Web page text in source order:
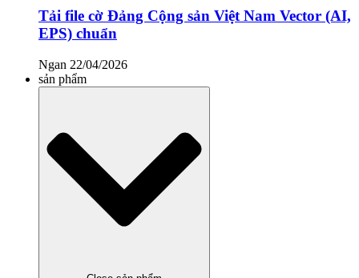
Tải file cờ Đảng Cộng sản Việt Nam Vector (AI,
EPS) chuẩn
Ngan 22/04/2026
sản phẩm